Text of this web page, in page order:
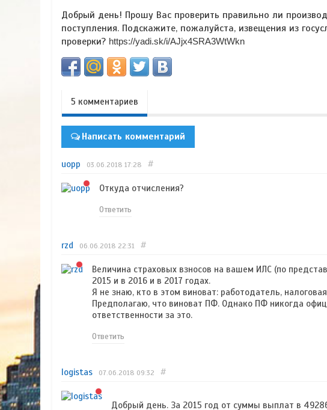
Добрый день! Прошу Вас проверить правильно ли
поступления. Подскажите, пожалуйста, извещения из
проверки? https://yadi.sk/i/AJjx4SRA3WtWkn
5 комментариев
Написать комментарий
uopp 03.06.2018 17:28 #
Откуда отчисления?
Ответить
rzd 06.06.2018 22:31 #
Величина страховых взносов на вашем ИЛС (по
2015 и в 2016 и в 2017 годах.
Я не знаю, кто в этом виноват: работодатель,
Предполагаю, что виноват ПФ. Однако ПФ никогда
ответственности за это.
Ответить
logistas 07.06.2018 09:32 #
Добрый день. За 2015 год от суммы выплат в